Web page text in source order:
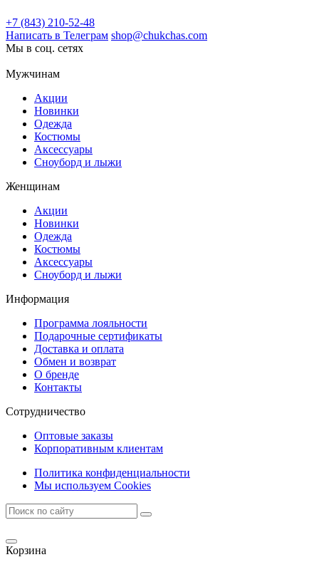
+7 (843) 210-52-48
Написать в Телеграм shop@chukchas.com
Мы в соц. сетях
Мужчинам
Акции
Новинки
Одежда
Костюмы
Аксессуары
Сноуборд и лыжи
Женщинам
Акции
Новинки
Одежда
Костюмы
Аксессуары
Сноуборд и лыжи
Информация
Программа лояльности
Подарочные сертификаты
Доставка и оплата
Обмен и возврат
О бренде
Контакты
Сотрудничество
Оптовые заказы
Корпоративным клиентам
Политика конфиденциальности
Мы используем Cookies
Корзина